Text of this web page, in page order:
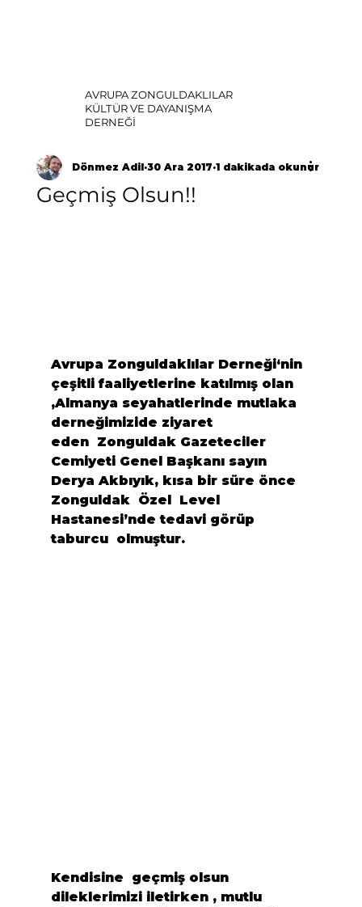
AVRUPA ZONGULDAKLILAR
KÜLTÜR VE DAYANIŞMA
DERNEĞİ
Geçmiş Olsun!!
Dönmez Adil 30 Ara 2017 1 dakikada okunur
Avrupa Zonguldaklılar Derneği‘nin
çeşitli faaliyetlerine katılmış olan
,Almanya seyahatlerinde mutlaka
derneğimizide ziyaret
eden Zonguldak Gazeteciler
Cemiyeti Genel Başkanı sayın
Derya Akbıyık, kısa bir süre önce
Zonguldak  Özel  Level
Hastanesi’nde tedavi görüp
taburcu  olmuştur.
Kendisine  geçmiş olsun
dileklerimizi iletirken , mutlu